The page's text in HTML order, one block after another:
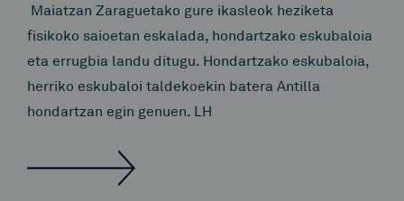
Maiatzan Zaraguetako gure ikasleok heziketa
fisikoko saioetan eskalada, hondartzako eskubaloia
eta errugbia landu ditugu. Hondartzako eskubaloia,
herriko eskubaloi taldekoekin batera Antilla
hondartzan egin genuen. LH